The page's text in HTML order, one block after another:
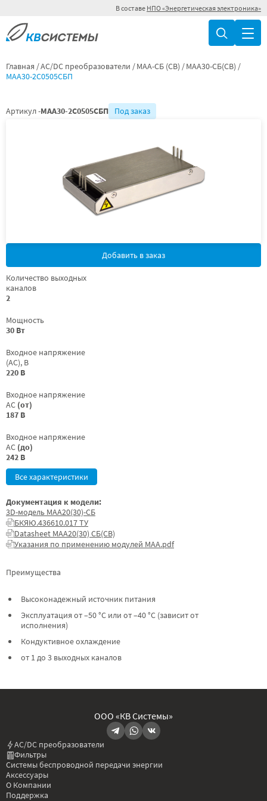
В составе НПО «Энергетическая электроника»
Главная AC/DC преобразователи МАА-СБ (СВ)
МАА30-СБ(СВ)
МАА30-2С0505СБП
Артикул -МАА30-2С0505СБП Под заказ
Добавить в заказ
Количество выходных
каналов
2
Мощность
30 Вт
Входное напряжение
(AC), В
220 В
Входное напряжение
AC (от)
187 В
Входное напряжение
AC (до)
242 В
Все характеристики
Преимущества
Высоконадежный источник питания
Эксплуатация от –50 °C или от –40 °C (зависит от
исполнения)
Кондуктивное охлаждение
от 1 до 3 выходных каналов
Документация к модели:
3D-модель МАА20(30)-СБ
БКЯЮ.436610.017 ТУ
Datasheet МАА20(30) СБ(СВ)
Указания по применению модулей МАА.pdf
ООО «КВ Системы»
AC/DC преобразователи
Фильтры
Системы беспроводной передачи энергии
Аксессуары
О Компании
Поддержка